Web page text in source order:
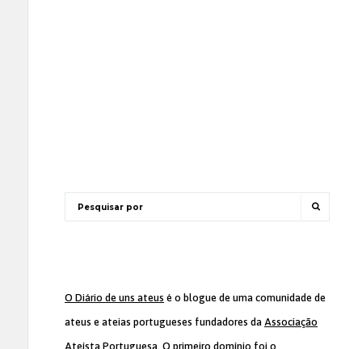
O Diário de uns ateus é o blogue de uma comunidade de
ateus e ateias portugueses fundadores da Associação
Ateísta Portuguesa. O primeiro domínio foi o